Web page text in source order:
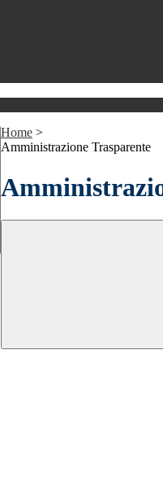
Home >
Amministrazione Trasparente